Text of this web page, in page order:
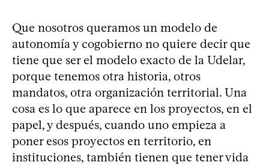
Que nosotros queramos un modelo de
autonomía y cogobierno no quiere decir que
tiene que ser el modelo exacto de la Udelar,
porque tenemos otra historia, otros
mandatos, otra organización territorial. Una
cosa es lo que aparece en los proyectos, en el
papel, y después, cuando uno empieza a
poner esos proyectos en territorio, en
instituciones, también tienen que tener vida